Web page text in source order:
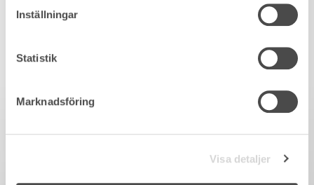
Inställningar
Statistik
Marknadsföring
Visa detaljer